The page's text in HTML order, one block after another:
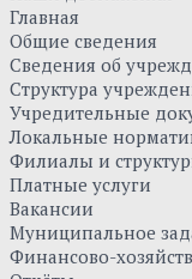
Главная
Общие сведения
Сведения об
Структура
Учредительные
Локальные
Филиалы и
Платные услуги
Вакансии
Муниципальное
Финансово-